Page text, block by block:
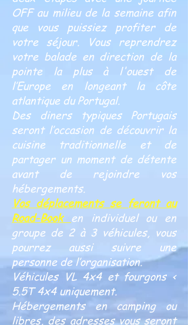
OFF au milieu de la semaine afin
que vous puissiez profiter de
votre séjour. Vous reprendrez
votre balade en direction de la
pointe la plus à l'ouest de
l’Europe en longeant la côte
atlantique du Portugal.
Des diners typiques Portugais
seront l’occasion de découvrir la
cuisine traditionnelle et de
partager un moment de détente
avant de rejoindre vos
hébergements.
Vos déplacements se feront au
Road-Book en individuel ou en
groupe de 2 à 3 véhicules, vous
pourrez aussi suivre une
personne de l’organisation.
Véhicules VL 4x4 et fourgons <
5.5T 4x4 uniquement.
Hébergements en camping ou
libres, des adresses vous seront